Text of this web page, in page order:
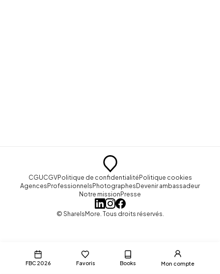
FBC 2026 Favoris Books Mon compte
CGUCGVPolitique de confidentialitéPolitique cookies
AgencesProfessionnelsPhotographesDevenir ambassadeur
Notre missionPresse
© ShareIsMore. Tous droits réservés.